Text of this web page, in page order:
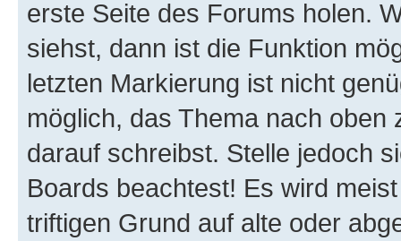
erste Seite des Forums holen.
siehst, dann ist die Funktion
letzten Markierung ist nicht
möglich, das Thema nach oben
darauf schreibst. Stelle jedoch
Boards beachtest! Es wird
triftigen Grund auf alte oder